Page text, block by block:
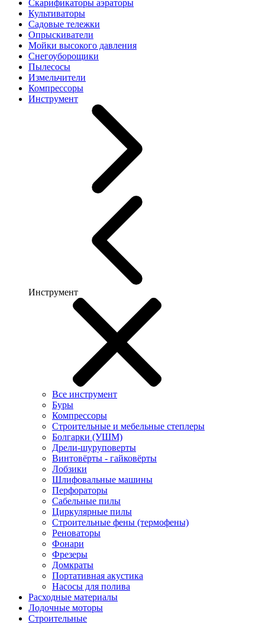
Скарификаторы аэраторы
Культиваторы
Садовые тележки
Опрыскиватели
Мойки высокого давления
Снегоуборощики
Пылесосы
Измельчители
Компрессоры
Инструмент
Инструмент
Все инструмент
Буры
Компрессоры
Строительные и мебельные степлеры
Болгарки (УШМ)
Дрели-шуруповерты
Винтовёрты - гайковёрты
Лобзики
Шлифовальные машины
Перфораторы
Сабельные пилы
Циркулярные пилы
Строительные фены (термофены)
Реноваторы
Фонари
Фрезеры
Домкраты
Портативная акустика
Насосы для полива
Расходные материалы
Лодочные моторы
Строительные